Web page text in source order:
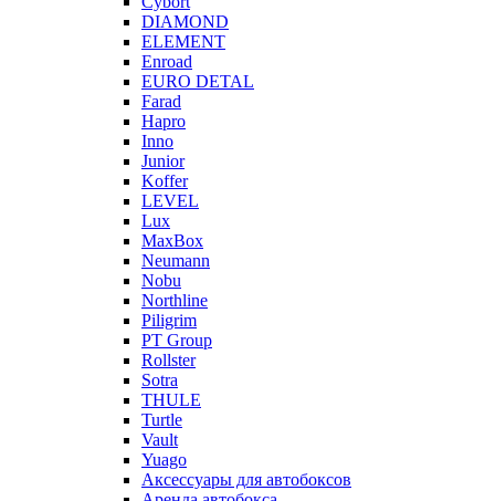
DIAMOND
ELEMENT
Enroad
EURO DETAL
Farad
Hapro
Inno
Junior
Koffer
LEVEL
Lux
MaxBox
Neumann
Nobu
Northline
Piligrim
PT Group
Rollster
Sotra
THULE
Turtle
Vault
Yuago
Аксессуары для автобоксов